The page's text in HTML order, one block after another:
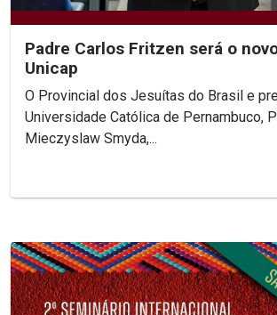
Padre Carlos Fritzen será o
Unicap
O Provincial dos Jesuítas do Brasil e
Universidade Católica de Pernambuco,
Mieczyslaw Smyda,...